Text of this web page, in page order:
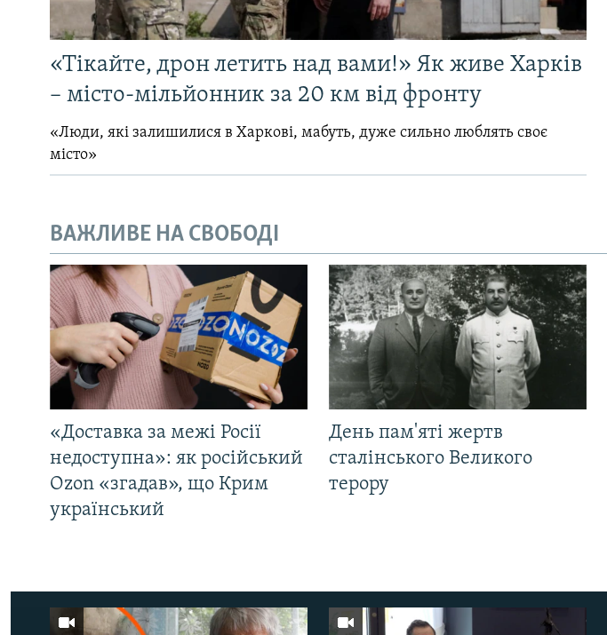
«Тікайте, дрон летить над вами!» Як живе Харків
– місто-мільйонник за 20 км від фронту
«Люди, які залишилися в Харкові, мабуть, дуже сильно люблять своє
місто»
ВАЖЛИВЕ НА СВОБОДІ
«Доставка за межі Росії
недоступна»: як російський
Ozon «згадав», що Крим
український
День пам'яті жертв
сталінського Великого
терору